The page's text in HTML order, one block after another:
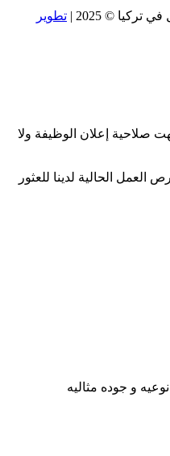
© 2025 |
تطوير
صلاحية إعلان الوظيفة ولا
الحالية لدينا للعثور
و جوده مثاليه